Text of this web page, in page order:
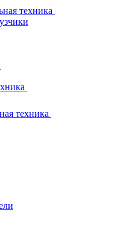
техника
техника